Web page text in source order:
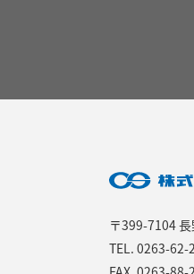
〒399-7104
TEL. 0263-62-